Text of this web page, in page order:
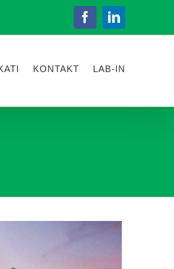
FacebookLinkedIn
KONTAKT LAB-IN